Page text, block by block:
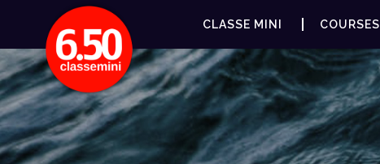
CLASSE MINI COURSES